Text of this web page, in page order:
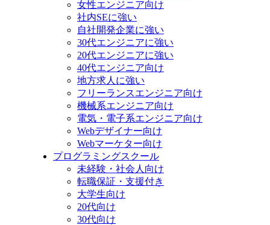
女性エンジニア向け
社内SEに強い
自社開発企業に強い
30代エンジニアに強い
20代エンジニアに強い
40代エンジニア向け
地方求人に強い
フリーランスエンジニア向け
機械系エンジニア向け
電気・電子系エンジニア向け
Webデザイナー向け
Webマーケター向け
プログラミングスクール
未経験・社会人向け
転職保証・支援付き
大学生向け
20代向け
30代向け